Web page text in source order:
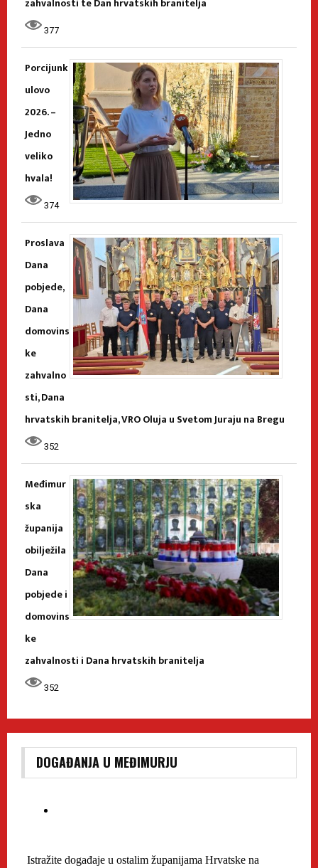
377
Porcijunk
ulovo
2026. –
Jedno
veliko
hvala!
374
Proslava
Dana
pobjede,
Dana
domovins
ke
zahvalno
sti, Dana
hrvatskih branitelja, VRO Oluja u Svetom Juraju na Bregu
352
Međimur
ska
županija
obilježila
Dana
pobjede i
domovins
ke
zahvalnosti i Dana hrvatskih branitelja
352
DOGAĐANJA U MEĐIMURJU